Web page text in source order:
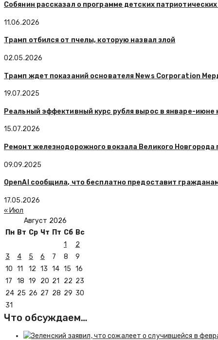
Собянин рассказал о программе детских
11.06.2026
Трамп отбился от пчелы, которую назвал злой
02.05.2026
Трамп ждет показаний основателя News Corporation
19.07.2025
Реальный эффективный курс рубля вырос в январе-июне
15.07.2026
Ремонт железнодорожного вокзала Великого
09.09.2025
OpenAI сообщила, что бесплатно предоставит
17.05.2026
« Июл
Август 2026
Пн Вт Ср Чт Пт Сб Вс
1
2
3
4 5 6 7 8
9
10 11 12 13 14 15 16
17
18 19 20 21 22 23
24 25 26 27 28 29 30
31
Что обсуждаем…